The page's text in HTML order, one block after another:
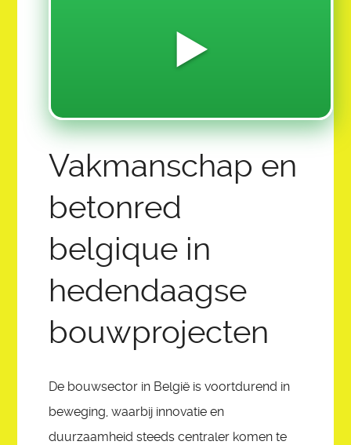
2026 SUMMER YOUTH CREATIVE CAMP
COLLECTIVE ECO PROMISED LAND FOUND:
12 AMBASSADOR QUEEN ADMINS
SAI OVERVIEW ABOUT AI AND THE FUTURE OF
HOME
SHARATUNE
REGISTER
▶️
Vakmanschap en
betonred
belgique in
hedendaagse
bouwprojecten
De bouwsector in België is voortdurend in
beweging, waarbij innovatie en
duurzaamheid steeds centraler komen te